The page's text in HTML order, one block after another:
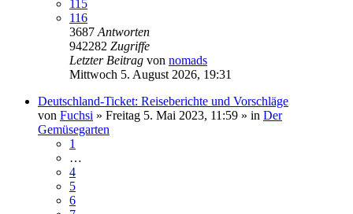
115
116
3687 Antworten
942282 Zugriffe
Letzter Beitrag von nomads
Mittwoch 5. August 2026, 19:31
Deutschland-Ticket: Reiseberichte und Vorschläge
von Fuchsi » Freitag 5. Mai 2023, 11:59 » in Der
Gemüsegarten
1
…
4
5
6